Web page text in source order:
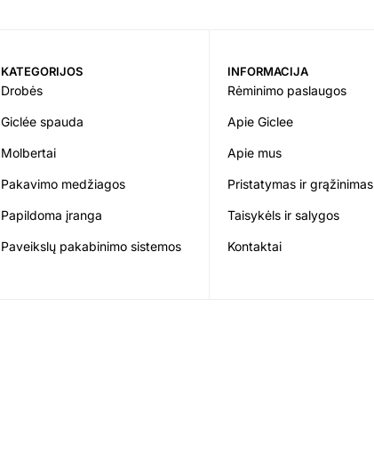
KATEGORIJOS
Drobės
Giclée spauda
Molbertai
Pakavimo medžiagos
Papildoma įranga
Paveikslų pakabinimo sistemos
INFORMACIJA
Rėminimo paslaugos
Apie Giclee
Apie mus
Pristatymas ir grąžinimas
Taisykėls ir salygos
Kontaktai